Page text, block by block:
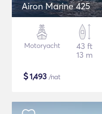
Airon Marine 425
Motoryacht
43 ft
13 m
$1,493 /nat